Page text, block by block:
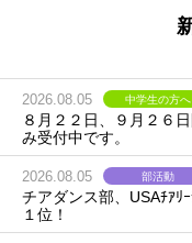
2026.08.05 中学生の方へ
８月２２日、９月２６
み受付中です。
2026.08.05 部活動
チアダンス部、USAﾁｱﾘ
１位！